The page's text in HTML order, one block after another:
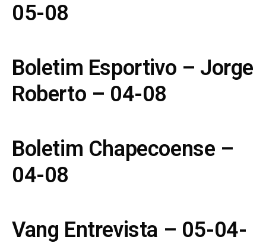
05-08
Boletim Esportivo – Jorge
Roberto – 04-08
Boletim Chapecoense –
04-08
Vang Entrevista – 05-04-